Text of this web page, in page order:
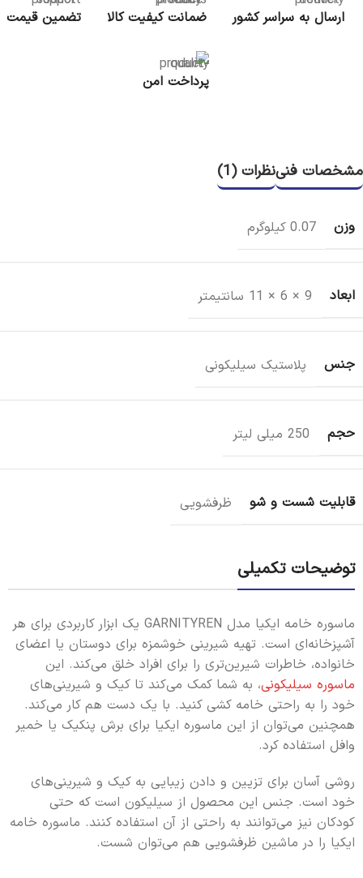
ارسال به سراسر کشور ضمانت کیفیت کالا تضمین قیمت
پرداخت امن
مشخصات فنینظرات (1)
وزن 0.07 کیلوگرم
ابعاد 9 × 6 × 11 سانتیمتر
جنس پلاستیک سیلیکونی
حجم 250 میلی لیتر
قابلیت شست و شو ظرفشویی
توضیحات تکمیلی
ماسوره خامه‌ ایکیا مدل GARNITYREN یک ابزار کاربردی برای هر
آشپزخانه‌ای است. تهیه شیرینی خوشمزه برای دوستان یا اعضای
خانواده، خاطرات شیرین‌تری را برای افراد خلق می‌کند. این
ماسوره سیلیکونی، به شما کمک می‌کند تا کیک و شیرینی‌های
خود را به راحتی خامه کشی کنید. با یک دست هم کار می‌کند.
همچنین می‌توان از این ماسوره ایکیا برای برش پنکیک یا خمیر
وافل استفاده کرد.
روشی آسان برای تزیین و دادن زیبایی به کیک و شیرینی‌های
خود است. جنس این محصول از سیلیکون است که حتی
کودکان نیز می‌توانند به راحتی از آن استفاده کنند. ماسوره خامه‌
ایکیا را در ماشین ظرفشویی هم می‌توان شست.